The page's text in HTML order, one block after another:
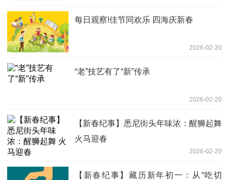
每日观察!佳节同欢乐 四海庆新春
2026-02-20
“老”技艺有了“新”传承
2026-02-20
【新春纪事】悉尼街头年味浓：醒狮起舞
火马迎春
2026-02-20
【新春纪事】藏历新年初一：从“吃切